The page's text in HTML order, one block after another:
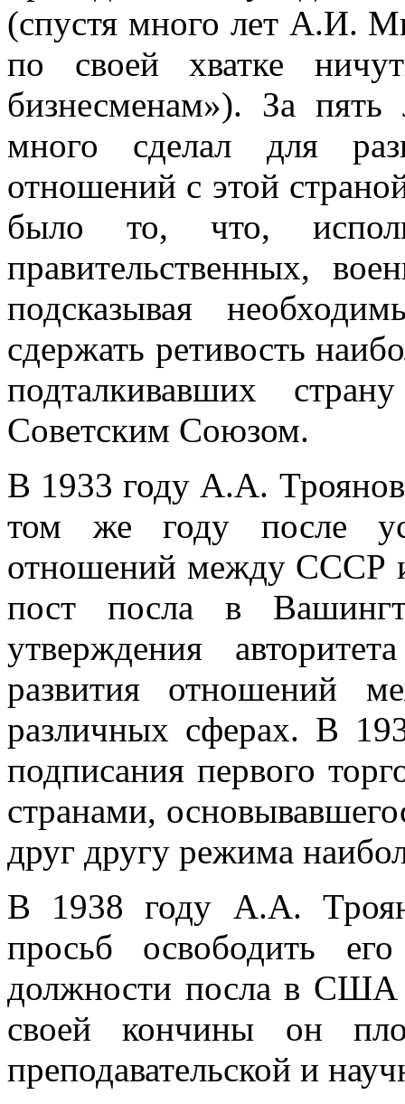
(спустя много лет А.И.
по своей хватке
бизнесменам»). За
много сделал для
отношений с этой
было то, что,
правительственных,
подсказывая
сдержать ретивость
подталкивавших
Советским Союзом.
В 1933 году А.А.
том же году после
отношений между СССР
пост посла в
утверждения
развития отношений
различных сферах. В
подписания первого
странами,
друг другу режима
В 1938 году А.А.
просьб освободить
должности посла в США
своей кончины он
преподавательской и